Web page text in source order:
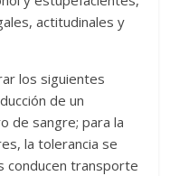
actitudinales y
los siguientes
de un
de sangre; para la
la tolerancia se
conducen transporte